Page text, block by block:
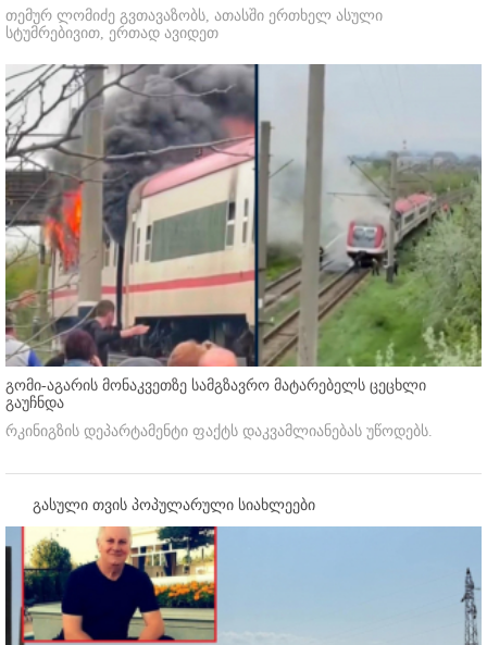
თემურ ლომიძე გვთავაზობს, ათასში ერთხელ ასული
სტუმრებივით, ერთად ავიდეთ
გომი-აგარის მონაკვეთზე სამგზავრო მატარებელს ცეცხლი
გაუჩნდა
რკინიგზის დეპარტამენტი ფაქტს დაკვამლიანებას უწოდებს.
გასული თვის პოპულარული სიახლეები